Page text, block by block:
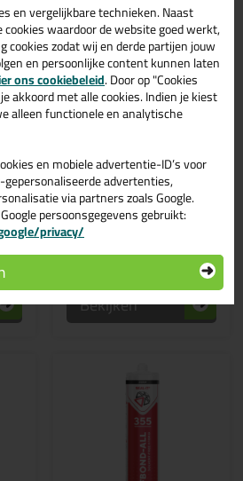
Soudal Silirub EPDM
300ml
Speciaal voor EPDM!
Bekijken
en vergelijkbare technieken. Naast
waardoor de website goed werkt,
cookies zodat wij en derde partijen jouw
en persoonlijke content kunnen laten
ons cookiebeleid. Door op "Cookies
akkoord met alle cookies. Indien je kiest
alleen functionele en analytische
en mobiele advertentie-ID’s voor
advertenties,
via partners zoals Google.
persoonsgegevens gebruikt:
privacy/